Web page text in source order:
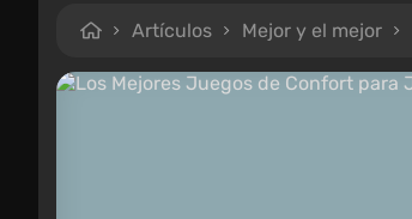
Artículos Mejor y el mejor